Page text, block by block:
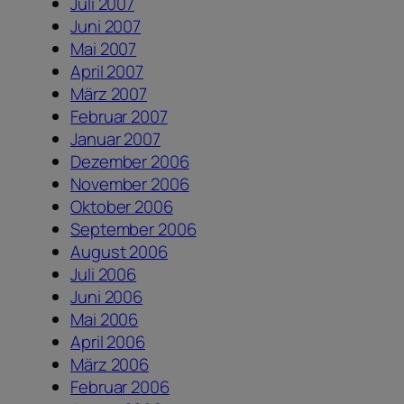
Juni 2007
Mai 2007
April 2007
März 2007
Februar 2007
Januar 2007
Dezember 2006
November 2006
Oktober 2006
September 2006
August 2006
Juli 2006
Juni 2006
Mai 2006
April 2006
März 2006
Februar 2006